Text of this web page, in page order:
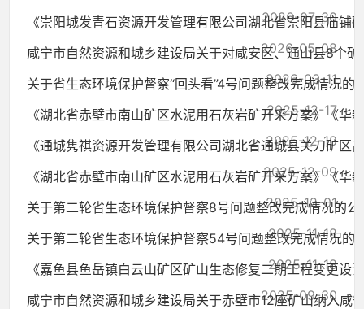
2026-07-30
《崇阳城发青石资源开发管理有限公司湖北省崇阳县庙铺
2026-05-08
咸宁市自然资源和城乡建设局关于对咸安区、通山县8个矿
2026-03-11
关于省生态环境保护督察“回头看”4号问题整改完成情况的
2025-12-17
《湖北省赤壁市南山矿区水泥用石灰岩矿开采方案》《华
2025-12-10
《通城隽祺资源开发管理有限公司湖北省通城县关刀矿区
2025-12-09
《湖北省赤壁市南山矿区水泥用石灰岩矿开采方案》《华
2025-12-01
关于第二轮省生态环境保护督察8号问题整改完成情况的公
2025-11-18
关于第二轮省生态环境保护督察54号问题整改完成情况的
2025-11-18
《嘉鱼县鱼岳镇白云山矿区矿山生态修复二期工程变更设
2025-09-30
咸宁市自然资源和城乡建设局关于赤壁市12座矿山纳入咸